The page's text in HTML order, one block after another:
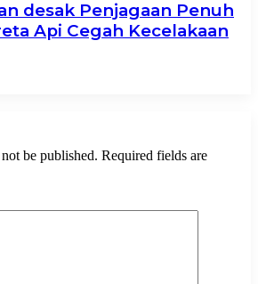
desak Penjagaan Penuh
Api Cegah Kecelakaan
be published. Required fields are